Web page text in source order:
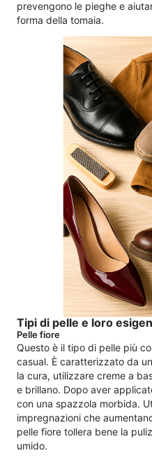
prevengono le pieghe e
forma della tomaia.
Tipi di pelle e loro
Pelle fiore
Questo è il tipo di pelle più
casual. È caratterizzato da
la cura, utilizzare creme a
e brillano. Dopo aver
con una spazzola morbida.
impregnazioni che
pelle fiore tollera bene la
umido.